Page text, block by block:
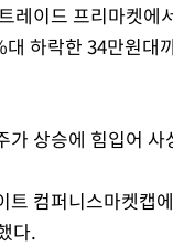
레이드 프리마켓
하락한 34만원대
가 상승에 힘입어
트 컴퍼니스마켓캡
다.